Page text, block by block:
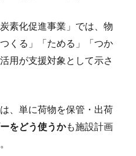
素化促進事業」では、物
くる」「ためる」「つか
用が支援対象として示さ
、単に荷物を保管・出荷
をどう使うかも施設計画